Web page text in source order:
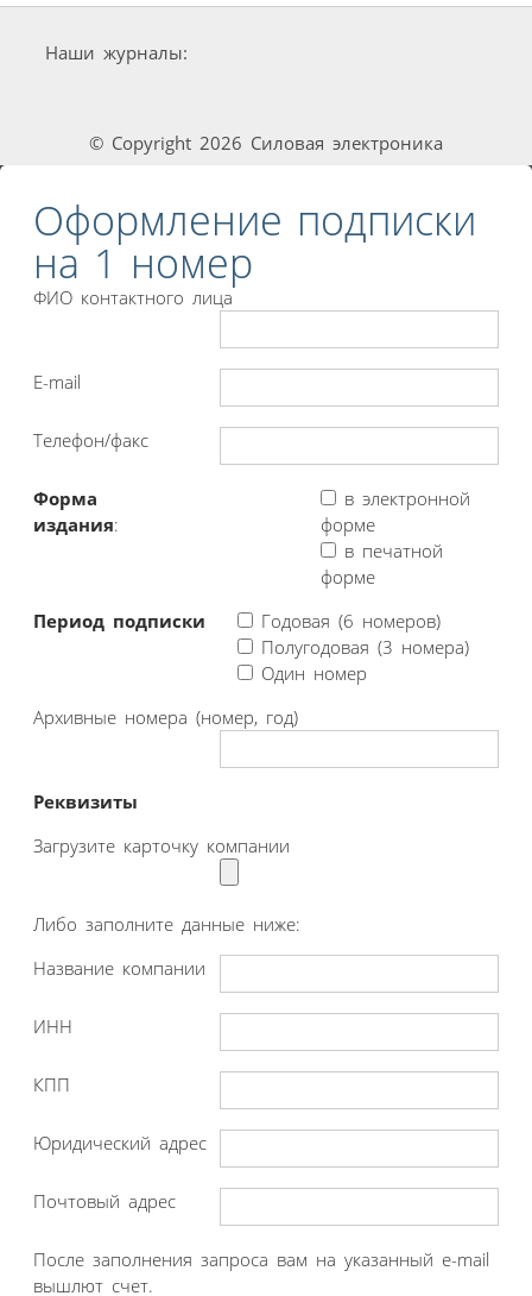
Наши журналы:
© Copyright 2026 Силовая электроника
Оформление подписки
на 1 номер
ФИО контактного лица
E-mail
Телефон/факс
Форма
издания:
в электронной
форме
в печатной
форме
Период подписки
Годовая (6 номеров)
Полугодовая (3 номера)
Один номер
Архивные номера (номер, год)
Реквизиты
Загрузите карточку компании
Либо заполните данные ниже:
Название компании
ИНН
КПП
Юридический адрес
Почтовый адрес
После заполнения запроса вам на указанный e-mail
вышлют счет.